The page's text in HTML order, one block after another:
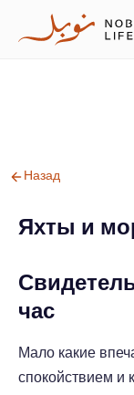
Назад
Яхты и
час
Мало какие
спокойствием и